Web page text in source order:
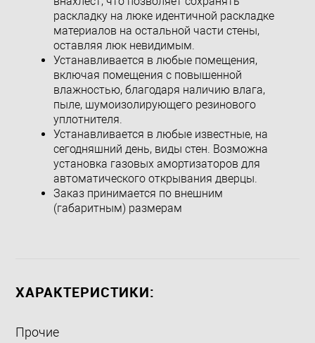
раскладку на люке идентичной раскладке
материалов на остальной части стены,
оставляя люк невидимым.
Устанавливается в любые помещения,
включая помещения с повышенной
влажностью, благодаря наличию влага,
пыле, шумоизолирующего резинового
уплотнителя.
Устанавливается в любые известные, на
сегодняшний день, виды стен. Возможна
установка газовых амортизаторов для
автоматического открывания дверцы.
Заказ принимается по внешним
(габаритным) размерам
ХАРАКТЕРИСТИКИ:
Прочие